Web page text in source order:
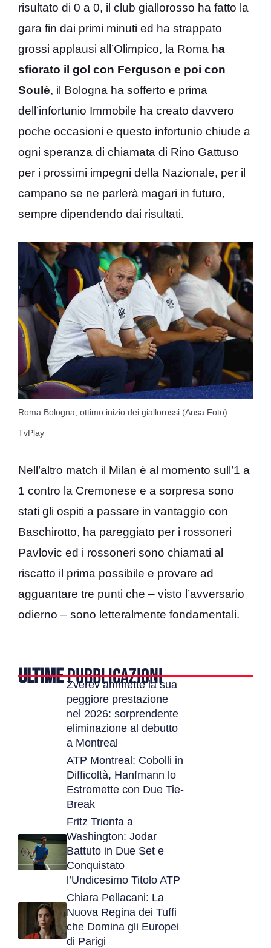
risultato di 0 a 0, il club giallorosso ha fatto la
gara fin dai primi minuti ed ha strappato
grossi applausi all’Olimpico, la Roma ha
sfiorato il gol con Ferguson e poi con
Soulè, il Bologna ha sofferto e prima
dell’infortunio Immobile ha creato davvero
poche occasioni e questo infortunio chiude a
ogni speranza di chiamata di Rino Gattuso
per i prossimi impegni della Nazionale, per il
campano se ne parlerà magari in futuro,
sempre dipendendo dai risultati.
Roma Bologna, ottimo inizio dei giallorossi (Ansa Foto)
TvPlay
Nell’altro match il Milan è al momento sull’1 a
1 contro la Cremonese e a sorpresa sono
stati gli ospiti a passare in vantaggio con
Baschirotto, ha pareggiato per i rossoneri
Pavlovic ed i rossoneri sono chiamati al
riscatto il prima possibile e provare ad
agguantare tre punti che – visto l’avversario
odierno – sono letteralmente fondamentali.
ULTIMEPUBBLICAZIONI
Zverev ammette la sua
peggiore prestazione
nel 2026: sorprendente
eliminazione al debutto
a Montreal
ATP Montreal: Cobolli in
Difficoltà, Hanfmann lo
Estromette con Due Tie-
Break
Fritz Trionfa a
Washington: Jodar
Battuto in Due Set e
Conquistato
l’Undicesimo Titolo ATP
Chiara Pellacani: La
Nuova Regina dei Tuffi
che Domina gli Europei
di Parigi